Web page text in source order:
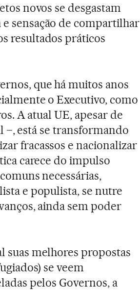
novos se desgastam
sensação de compartilhar
resultados práticos
que há muitos anos
o Executivo, como
A atual UE, apesar de
–, está se transformando
fracassos e nacionalizar
carece do impulso
necessárias,
e populista, se nutre
ainda sem poder
suas melhores propostas
se veem
pelos Governos, a